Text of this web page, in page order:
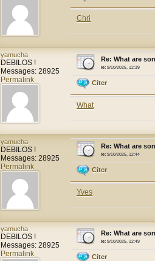
Chri
yamucha
DEBILOS !
Messages: 28925
Permalink
Re: What are
le: 9/10/2025, 12:39
Citer
What
yamucha
DEBILOS !
Messages: 28925
Permalink
Re: What are
le: 9/10/2025, 12:44
Citer
Yves
yamucha
DEBILOS !
Messages: 28925
Permalink
Re: What are
le: 9/10/2025, 12:49
Citer